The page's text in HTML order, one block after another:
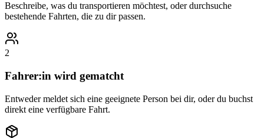
Beschreibe, was du transportieren möchtest, oder durchsuche
bestehende Fahrten, die zu dir passen.
2
Fahrer:in wird gematcht
Entweder meldet sich eine geeignete Person bei dir, oder du buchst
direkt eine verfügbare Fahrt.